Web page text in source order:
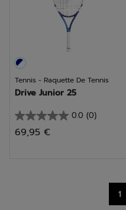
Tennis - Raquette De Tennis
Drive Junior 25
0.0 (0)
0.0
sur
69,95 €
1